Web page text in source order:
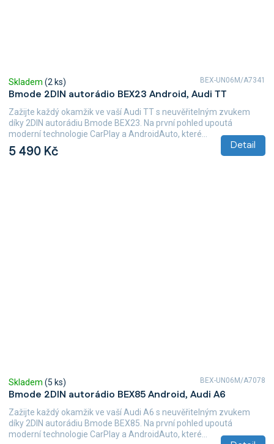
Bmode 2DIN autorádio BEX23 Android, Audi TT
Skladem (2 ks)
5 490 Kč Detail
Zažijte každý okamžik ve vaší Audi TT s neuvěřitelným zvukem
díky 2DIN autorádiu Bmode BEX23. Na první pohled upoutá
moderní technologie CarPlay a AndroidAuto, které...
BEX-UN06M/A7341
Bmode 2DIN autorádio BEX85 Android, Audi A6
Skladem (5 ks)
Zažijte každý okamžik ve vaší Audi A6 s neuvěřitelným zvukem
díky 2DIN autorádiu Bmode BEX85. Na první pohled upoutá
moderní technologie CarPlay a AndroidAuto, které...
BEX-UN06M/A7078